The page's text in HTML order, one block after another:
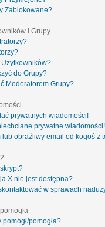
Zablokowane?
i Grupy
do Grupy?
Moderatorem Grupy?
prywatnych wiadomości!
prywatne wiadomości!
lub obraźliwy email od kogoś z
X nie jest dostępna?
w sprawach
pomogła?